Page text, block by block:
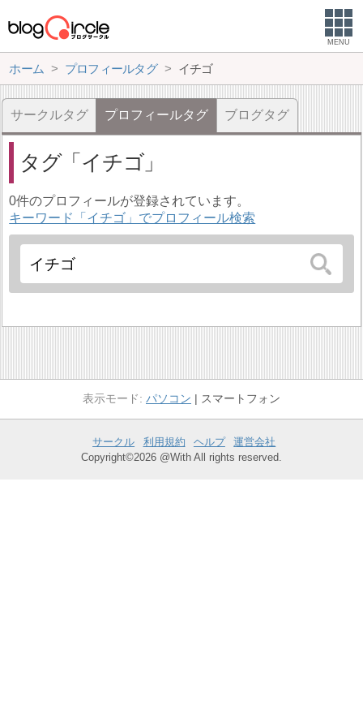
MENU
ホーム プロフィールタグ イチゴ
サークルタグ プロフィールタグ ブログタグ
タグ イチゴ
0件のプロフィールが登録されています。
キーワード「イチゴ」でプロフィール検索
パソコン スマートフォン
サークル 利用規約 ヘルプ
運営会社
Copyright©2026 @With All rights reserved.